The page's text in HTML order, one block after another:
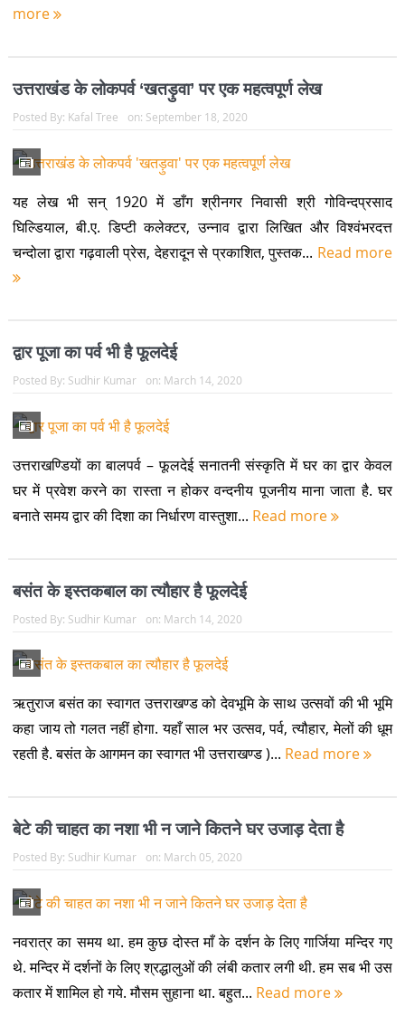
more
उत्तराखंड के लोकपर्व ‘खतड़ुवा’ पर एक महत्वपूर्ण लेख
Posted By: Kafal Tree on: September 18, 2020
यह लेख भी सन् 1920 में डाँग श्रीनगर निवासी श्री गोविन्दप्रसाद
घिल्डियाल, बी.ए. डिप्टी कलेक्टर, उन्नाव द्वारा लिखित और विश्वंभरदत्त
चन्दोला द्वारा गढ़वाली प्रेस, देहरादून से प्रकाशित, पुस्तक... Read more
द्वार पूजा का पर्व भी है फूलदेई
Posted By: Sudhir Kumar on: March 14, 2020
उत्तराखण्डियों का बालपर्व – फूलदेई सनातनी संस्कृति में घर का द्वार केवल
घर में प्रवेश करने का रास्ता न होकर वन्दनीय पूजनीय माना जाता है. घर
बनाते समय द्वार की दिशा का निर्धारण वास्तुशा... Read more
बसंत के इस्तकबाल का त्यौहार है फूलदेई
Posted By: Sudhir Kumar on: March 14, 2020
ऋतुराज बसंत का स्वागत उत्तराखण्ड को देवभूमि के साथ उत्सवों की भी भूमि
कहा जाय तो गलत नहीं होगा. यहाँ साल भर उत्सव, पर्व, त्यौहार, मेलों की धूम
रहती है. बसंत के आगमन का स्वागत भी उत्तराखण्ड )... Read more
बेटे की चाहत का नशा भी न जाने कितने घर उजाड़ देता है
Posted By: Sudhir Kumar on: March 05, 2020
नवरात्र का समय था. हम कुछ दोस्त माँ के दर्शन के लिए गार्जिया मन्दिर गए
थे. मन्दिर में दर्शनों के लिए श्रद्धालुओं की लंबी कतार लगी थी. हम सब भी उस
कतार में शामिल हो गये. मौसम सुहाना था. बहुत... Read more